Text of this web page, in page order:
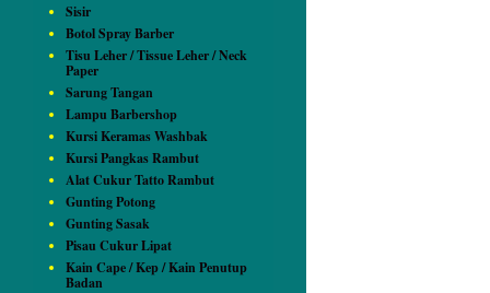
Sisir
Botol Spray Barber
Tisu Leher / Tissue Leher / Neck
Paper
Sarung Tangan
Lampu Barbershop
Kursi Keramas Washbak
Kursi Pangkas Rambut
Alat Cukur Tatto Rambut
Gunting Potong
Gunting Sasak
Pisau Cukur Lipat
Kain Cape / Kep / Kain Penutup
Badan